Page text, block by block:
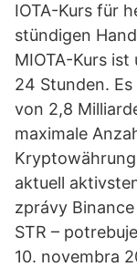
IOTA-Kurs für
stündigen
MIOTA-Kurs
24 Stunden.
von 2,8
maximale
aktuell
zprávy Binance
STR –
10. novembra